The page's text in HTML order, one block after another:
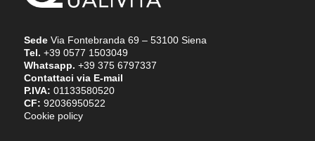
SedeVia Fontebranda 69 – 53100 Siena
Tel. +39 0577 1503049
Whatsapp. +39 375 6797337
Contattaci via E-mail
P.IVA: 01133580520
CF: 92036950522
Cookie policy